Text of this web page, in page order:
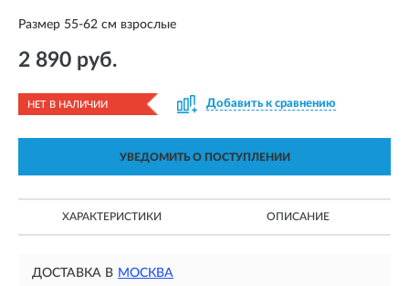
Размер 55-62 см взрослые
2 890 руб.
НЕТ В НАЛИЧИИ Добавить к сравнению
УВЕДОМИТЬ О ПОСТУПЛЕНИИ
ХАРАКТЕРИСТИКИ ОПИСАНИЕ
ДОСТАВКА В МОСКВА